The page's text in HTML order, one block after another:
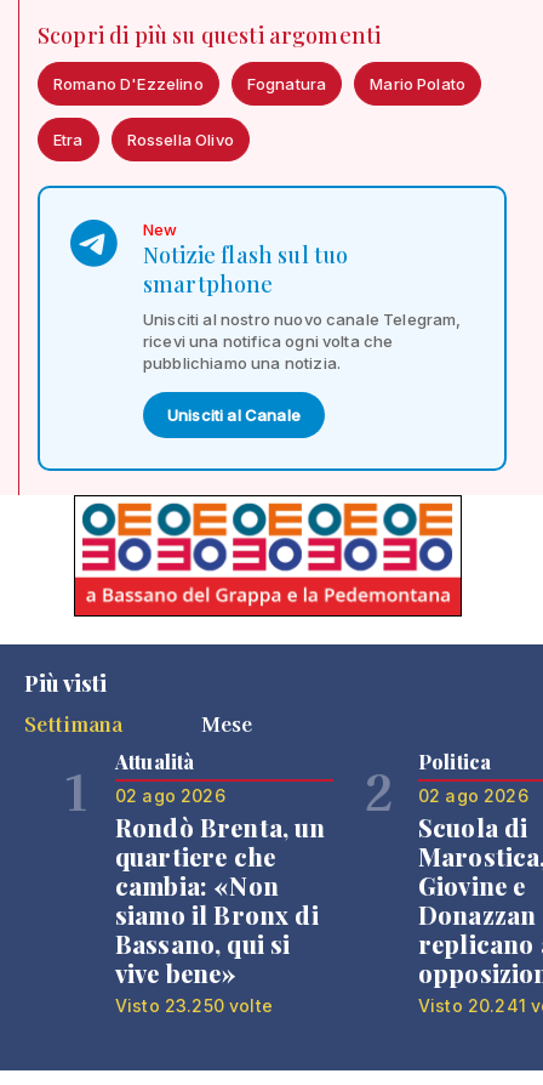
Scopri di più su questi argomenti
Romano D'Ezzelino Fognatura Mario Polato
Etra Rossella Olivo
New
Notizie flash sul tuo
smartphone
Unisciti al nostro nuovo canale Telegram,
ricevi una notifica ogni volta che
pubblichiamo una notizia.
Unisciti al Canale
Più visti
Settimana
Mese
1 Attualità
02 ago 2026
Rondò Brenta, un
quartiere che
cambia: «Non
siamo il Bronx di
Bassano, qui si
vive bene»
Visto 23.250 volte
2 Politica
02 ago 2026
Scuola di
Giovine e
Donazzan
replicano
Visto 20.241